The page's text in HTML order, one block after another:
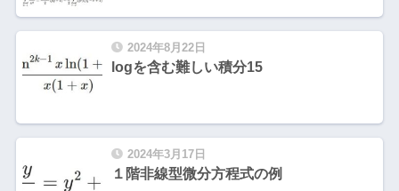
2024年8月22日
logを含む難しい積分15
2024年3月17日
１階非線型微分方程式の例